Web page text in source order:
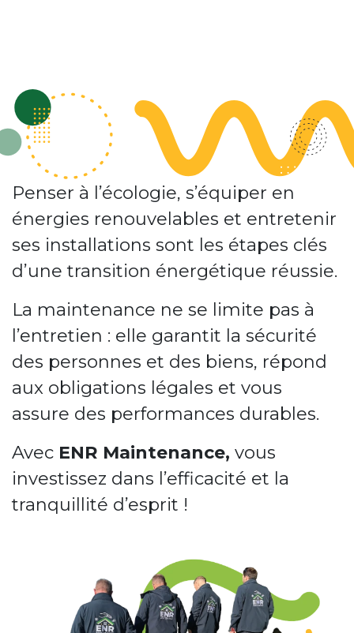
Penser à l’écologie, s’équiper en
énergies renouvelables et entretenir
ses installations sont les étapes clés
d’une transition énergétique réussie.
La maintenance ne se limite pas à
l’entretien : elle garantit la sécurité
des personnes et des biens, répond
aux obligations légales et vous
assure des performances durables.
Avec ENR Maintenance, vous
investissez dans l’efficacité et la
tranquillité d’esprit !